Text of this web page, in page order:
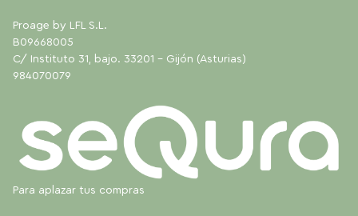
Proage by LFL S.L.
B09668005
C/ Instituto 31, bajo. 33201 - Gijón (Asturias)
984070079
Para aplazar tus compras